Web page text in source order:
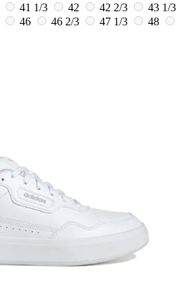
41 1/3 42 42 2/3
43 1/3
46 46 2/3 47 1/3
48